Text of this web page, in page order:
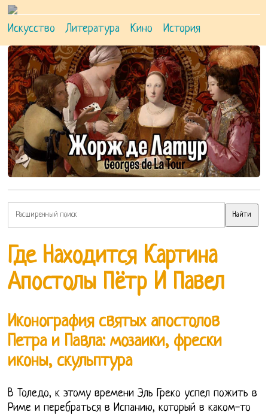
Искусство Литература Кино История
Где Находится Картина
Апостолы Пётр И Павел
Иконография святых апостолов
Петра и Павла: мозаики, фрески
иконы, скульптура
В Толедо, к этому времени Эль Греко успел пожить в
Риме и перебраться в Испанию, который в каком-то